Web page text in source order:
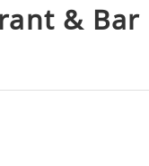
& Bar